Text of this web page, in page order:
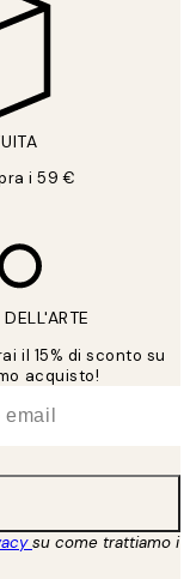
i 59 €
il 15% di sconto su
acquisto!
su come trattiamo i